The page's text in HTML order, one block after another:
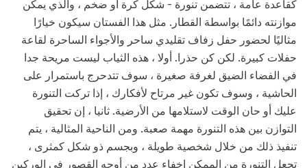
كقاعدة عامة ، تتضمن تنورة - شكل كرة أو ضخم ، والذي يمكن
موازنته دائمًا بواسطة القطار. مثل هذا الفستان سيكون خيارًا
مثاليًا لحضور حفل زفاف تقليدي ساحر والأجواء الساحرة لقاعة
حفلات كبيرة. لكن كن حذرا. أولا ، هذه الثياب ليست مريحة جدا
في الفضاء الضيق لغرفة صغيرة ، سوف تتدحرج باستمرار على
الحاشية ، وسوف تكون غير مرتاح لأفكارك ، إذا تركت التنورة
عليك أو حان الوقت لاستلامها من الأرضية. ثانيا ، إن تحقيق
التوازن بين هذه التنورة مهمة صعبة. ومن الناحية المثالية ، يتم
تنفيذ ذلك من خلال شخصية طويلة ، وبجسم ذو شكل كمثرى ،
تجعل التنورة من الممكن إخفاء عدد من أوجه القصور في الوركين